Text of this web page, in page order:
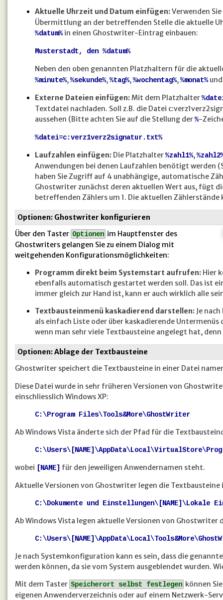
Aktuelle Uhrzeit und Datum einfügen:Verwenden
Übermittlung an der betreffenden Stelle die aktuelle
%datum% in einen Ghostwriter-Eintrag einbauen:
Musterstadt, den %datum%
Neben den oben genannten Platzhaltern für die
%minute%,%sekunde%,%tag%,%wochentag%,%monat%
Externe Dateien einfügen:Mit dem Platzhalter
Textdatei nachladen. Soll z.B. die Datei
aussehen (Bitte achten Sie auf die Stellung der%-
%datei=c:verz1verz2signatur.txt%
Laufzahlen einfügen: Die Platzhalter%zahl1%,
Anwendungen bei denen Laufzahlen benötigt werden
haben Sie Zugriff auf 4 unabhängige, automatische
Ghostwriter zunächst deren aktuellen Wert aus, fügt
betreffenden Zählers um 1. Die aktuellen Zählerstände
Optionen: Ghostwriter konfigurieren
Über den Taster Optionen im Hauptfenster des
Ghostwriters gelangen Sie zu einem Dialog mit
weitgehenden Konfigurationsmöglichkeiten:
Programm direkt beim Systemstart aufrufen: Hier
ebenfalls automatisch gestartet werden soll. Das ist
immer gleich zur Hand ist, kann er auch wirklich alle
Textbausteinmenü kaskadierend darstellen: Je
als einfach Liste oder über kaskadierende
wenn man sehr viele Textbausteine angelegt hat, denn
Optionen: Ablage der Textbausteine
Ghostwriter speichert die Textbausteine in einer Datei
Diese Datei wurde in sehr früheren Versionen von
einschliesslich Windows XP:
C:\Program Files\Tools&More\GhostWriter
Ab Windows Vista änderte sich der Pfad für die
wobei [NAME] für den jeweiligen Anwendernamen steht.
Aktuelle Versionen von Ghostwriter legen die
C:\Dokumente und Einstellungen\[NAME]\Lokale
Ab Windows Vista legen aktuelle Versionen von Ghostwriter
Je nach Systemkonfiguration kann es sein, dass die
werden können, da sie vom System ausgeblendet wurden.
Mit dem Taster Speicherort selbst festlegen können
eigenen Anwenderverzeichnis oder auf einem Netzwerk-